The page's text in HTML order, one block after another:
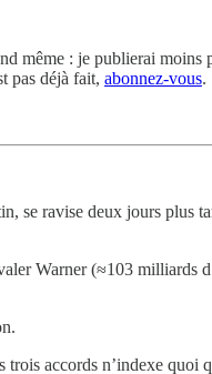
même : je publierai moins
pas déjà fait, abonnez-vous.
se ravise deux jours plus
Warner (≈103 milliards
accords n’indexe quoi